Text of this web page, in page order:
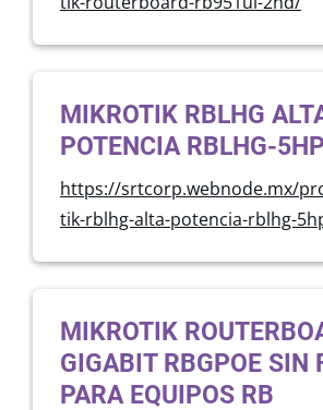
MIKROTIK RBLHG
POTENCIA RBLHG-
https://srtcorp.webnode.mx/
tik-rblhg-alta-potencia-rblhg-
MIKROTIK
GIGABIT RBGPOE SIN
PARA EQUIPOS RB